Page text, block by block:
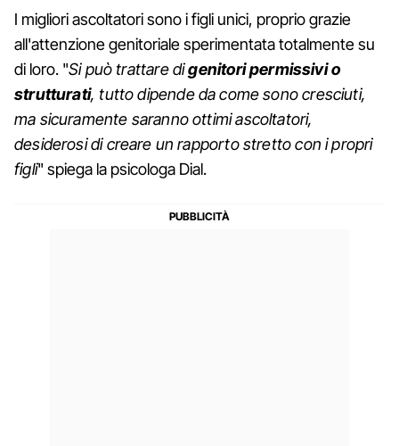
I migliori ascoltatori sono i figli unici, proprio grazie
all'attenzione genitoriale sperimentata totalmente su
di loro. "Si può trattare digenitori permissivi o
strutturati, tutto dipende da come sono cresciuti,
ma sicuramente saranno ottimi ascoltatori,
desiderosi di creare un rapporto stretto con i propri
figli" spiega la psicologa Dial.